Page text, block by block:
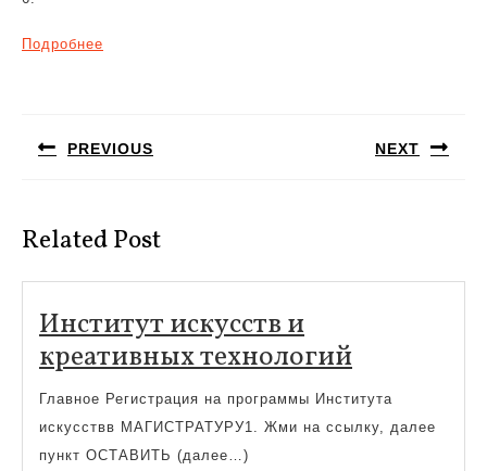
Подробнее
записям
PREVIOUS NEXT
Related Post
Институт искусств и
креативных технологийИнститут
искусств
и
Главное Регистрация на программы Института
искусствв МАГИСТРАТУРУ1. Жми на ссылку, далее
пункт ОСТАВИТЬ (далее…)